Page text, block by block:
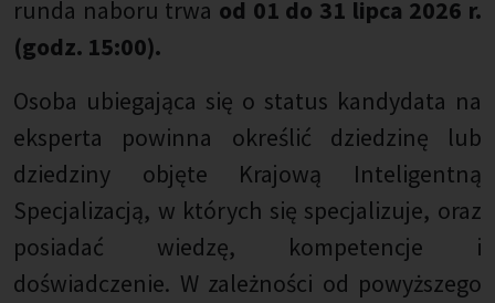
runda naboru trwa od 01 do 31 lipca 2026 r.
(godz. 15:00).
Osoba ubiegająca się o status kandydata na
eksperta powinna określić dziedzinę lub
dziedziny objęte Krajową Inteligentną
Specjalizacją, w których się specjalizuje, oraz
posiadać wiedzę, kompetencje i
doświadczenie. W zależności od powyższego